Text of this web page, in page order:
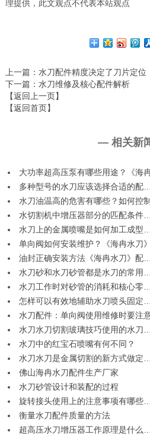
理提供，此文观点不代表本站观点
上一篇 ：水刀配件精度决定了刀片定位
下一篇 ：水刀维修及核心配件解析
【返回上一页】
【返回首页】
— 相关新
大功率超高压泵有哪些用途？《海
多种型号的水刀应该选择合适的配…
水刀油温高的危害有哪些？如何控
水切割机中增压器部分的匹配条件…
水刀上的金属喷嘴是如何加工成型…
单向阀如何安装维护？《海冉水刀
油封正确安装方法《海冉水刀》配…
水刀砂和水刀砂管都是水刀的常用…
水刀工作时对砂管的消耗和核心零…
怎样可以有效地辅助水刀喷头固定…
水刀配件：单向阀使用维修时要注
水刀水刀切割玻璃技巧使用的水刀…
水刀中的红宝石喷嘴有何不同？
水刀水刀是金属切割的新方式做定…
佛山海冉水刀配件生产厂家
水刀砂管设计和装配的过程
旋转接头使用上的注意事项有哪些…
衡量水刀配件质量的方法
超高压水刀增压器工作原理是什么…